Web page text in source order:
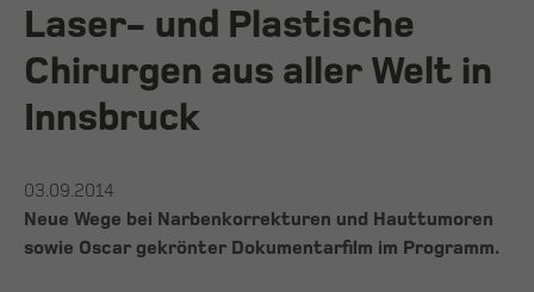
Laser- und Plastische
Chirurgen aus aller Welt in
Innsbruck
03.09.2014
Neue Wege bei Narbenkorrekturen und Hauttumoren
sowie Oscar gekrönter Dokumentarfilm im Programm.